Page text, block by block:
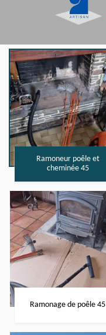
Ramoneur poêle et
cheminée 45
Ramonage de poêle 45